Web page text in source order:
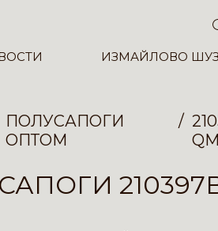
ИЗМАЙЛОВО ШУЗ
ПОЛУСАПОГИ
ОПТОМ
QM